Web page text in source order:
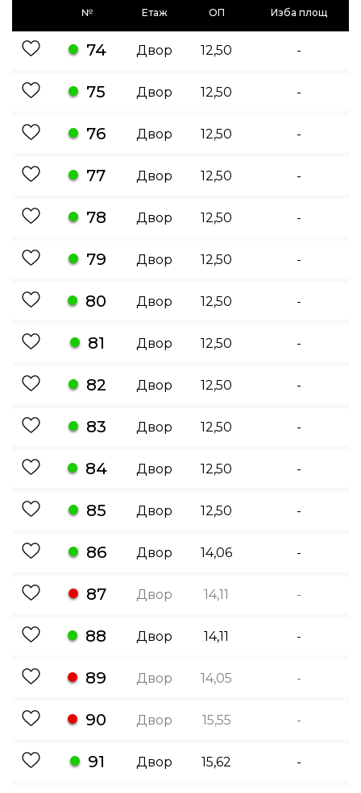
№ Етаж ОП Изба площ
74 Двор 12,50 -
75 Двор 12,50 -
76 Двор 12,50 -
77 Двор 12,50 -
78 Двор 12,50 -
79 Двор 12,50 -
80 Двор 12,50 -
81 Двор 12,50 -
82 Двор 12,50 -
83 Двор 12,50 -
84 Двор 12,50 -
85 Двор 12,50 -
86 Двор 14,06 -
87 Двор 14,11 -
88 Двор 14,11 -
89 Двор 14,05 -
90 Двор 15,55 -
91 Двор 15,62 -